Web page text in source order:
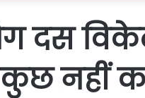
दस विकेट
कुछ नहीं